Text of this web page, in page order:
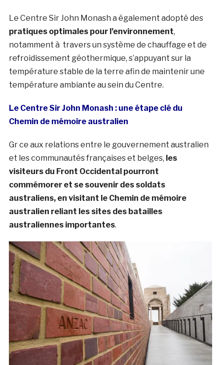
Le Centre Sir John Monash a également adopté des
pratiques optimales pour l’environnement,
notamment à travers un système de chauffage et de
refroidissement géothermique, s’appuyant sur la
température stable de la terre afin de maintenir une
température ambiante au sein du Centre.
Le Centre Sir John Monash : une étape clé du
Chemin de mémoire australien
Gr ce aux relations entre le gouvernement australien
et les communautés françaises et belges, les
visiteurs du Front Occidental pourront
commémorer et se souvenir des soldats
australiens, en visitant le Chemin de mémoire
australien reliant les sites des batailles
australiennes importantes.